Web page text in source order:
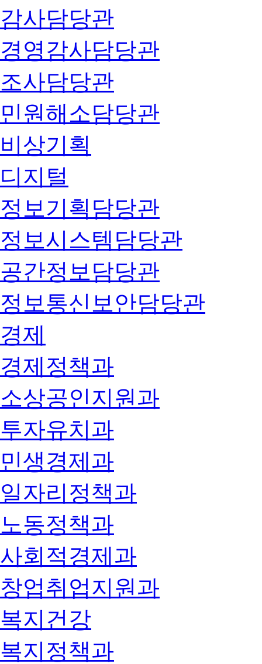
감사담당관
경영감사담당관
조사담당관
민원해소담당관
비상기획
디지털
정보기획담당관
정보시스템담당관
공간정보담당관
정보통신보안담당관
경제
경제정책과
소상공인지원과
투자유치과
민생경제과
일자리정책과
노동정책과
사회적경제과
창업취업지원과
복지건강
복지정책과